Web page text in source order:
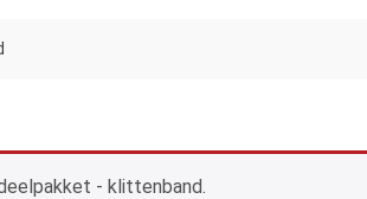
- klittenband.